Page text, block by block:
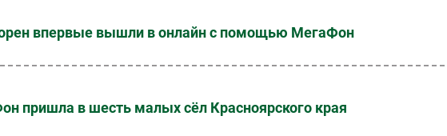
впервые вышли в онлайн с помощью МегаФон
пришла в шесть малых сёл Красноярского края